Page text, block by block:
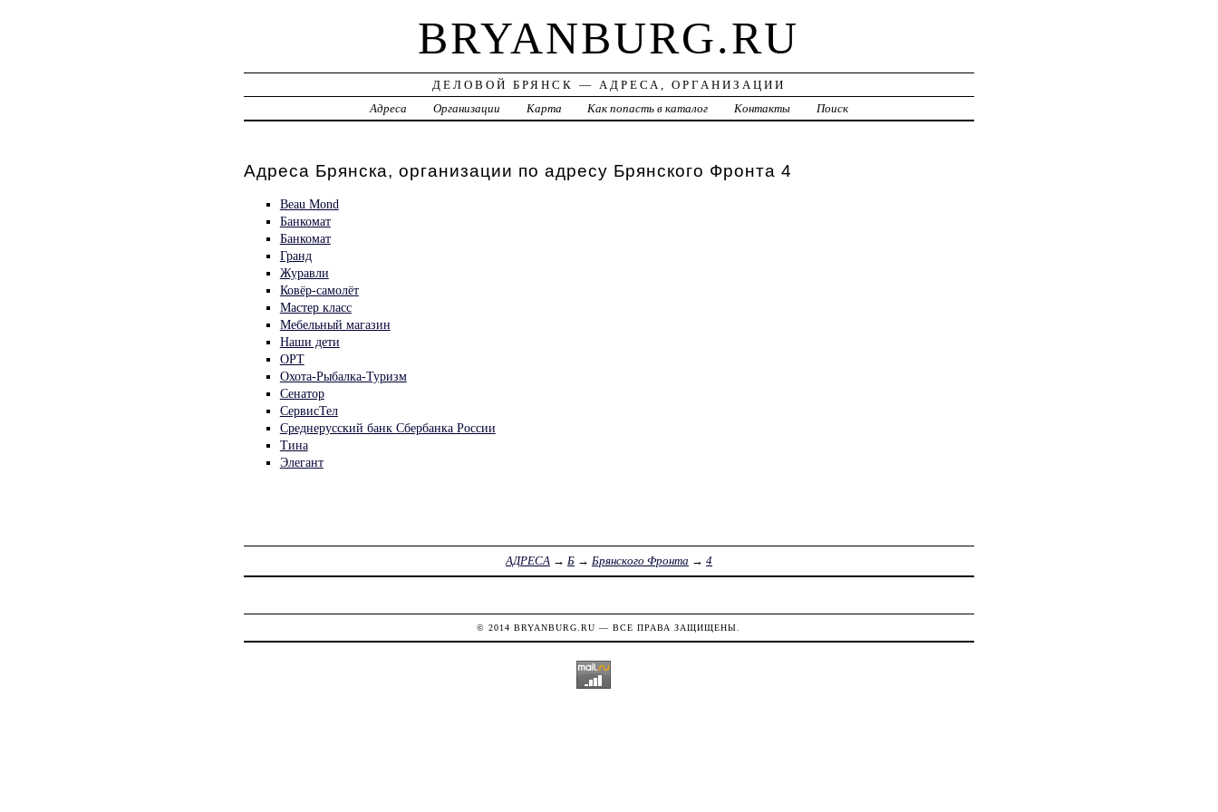
BRYANBURG.RU
ДЕЛОВОЙ БРЯНСК — АДРЕСА, ОРГАНИЗАЦИИ
Адреса
Организации Карта Как попасть в каталог Контакты Поиск
Адреса Брянска, организации по адресу Брянского Фронта 4
Beau Mond
Банкомат
Банкомат
Гранд
Журавли
Ковёр-самолёт
Мастер класс
Мебельный магазин
Наши дети
ОРТ
Охота-Рыбалка-Туризм
Сенатор
СервисТел
Среднерусский банк Сбербанка России
Тина
Элегант
АДРЕСА→ Б→ Брянского Фронта → 4
© 2014BRYANBURG.RU — ВСЕ ПРАВА ЗАЩИЩЕНЫ.